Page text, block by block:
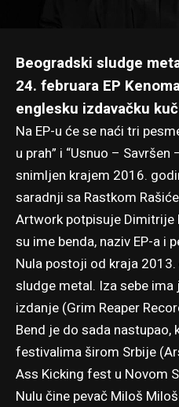
Beogradski sludge
24. februara EP
englesku izdavačku
Na EP-u će se naći tri
u prah” i “Usnuo –
snimljen krajem 2016.
saradnji sa Rastkom
Artwork potpisuje Dimitrije
su ime benda, naziv EP-a i
Nula postoji od kraja
sludge metal. Iza sebe
izdanje (Grim Reaper
Bend je do sada
festivalima širom Srbije
Ass Kicking fest u Novom
Nulu čine pevač Miloš